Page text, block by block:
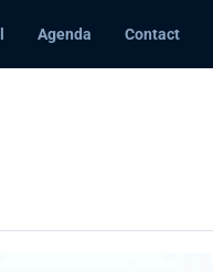
Agenda Contact